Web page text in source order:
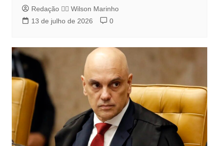
Redação 👨‍⚖️​ Wilson Marinho
13 de julho de 2026
0